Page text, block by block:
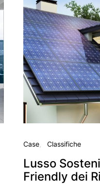
Case Classifiche
Lusso
Friendly dei